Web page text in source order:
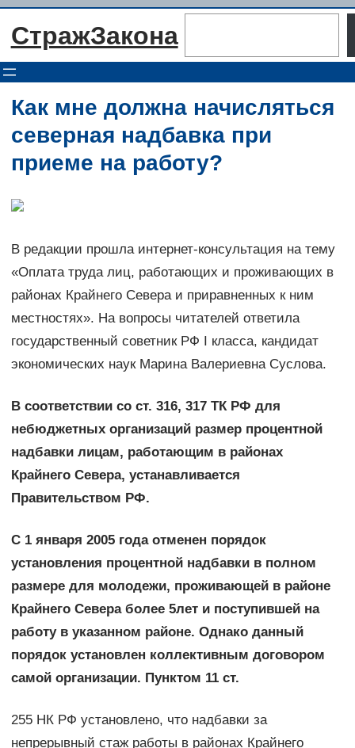
Перейти
СтражЗакона
Как мне должна начисляться
северная надбавка при
приеме на работу?
В редакции прошла интернет-консультация на тему
«Оплата труда лиц, работающих и проживающих в
районах Крайнего Севера и приравненных к ним
местностях». На вопросы читателей ответила
государственный советник РФ I класса, кандидат
экономических наук Марина Валериевна Суслова.
В соответствии со ст. 316, 317 ТК РФ для
небюджетных организаций размер процентной
надбавки лицам, работающим в районах
Крайнего Севера, устанавливается
Правительством РФ.
С 1 января 2005 года отменен порядок
установления процентной надбавки в полном
размере для молодежи, проживающей в районе
Крайнего Севера более 5лет и поступившей на
работу в указанном районе. Однако данный
порядок установлен коллективным договором
самой организации. Пунктом 11 ст.
255 НК РФ установлено, что надбавки за
непрерывный стаж работы в районах Крайнего